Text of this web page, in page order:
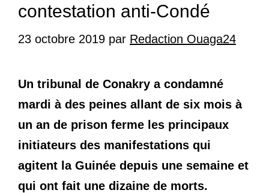
contestation anti-Condé
23 octobre 2019 par Redaction Ouaga24
Un tribunal de Conakry a condamné
mardi à des peines allant de six mois à
un an de prison ferme les principaux
initiateurs des manifestations qui
agitent la Guinée depuis une semaine et
qui ont fait une dizaine de morts.